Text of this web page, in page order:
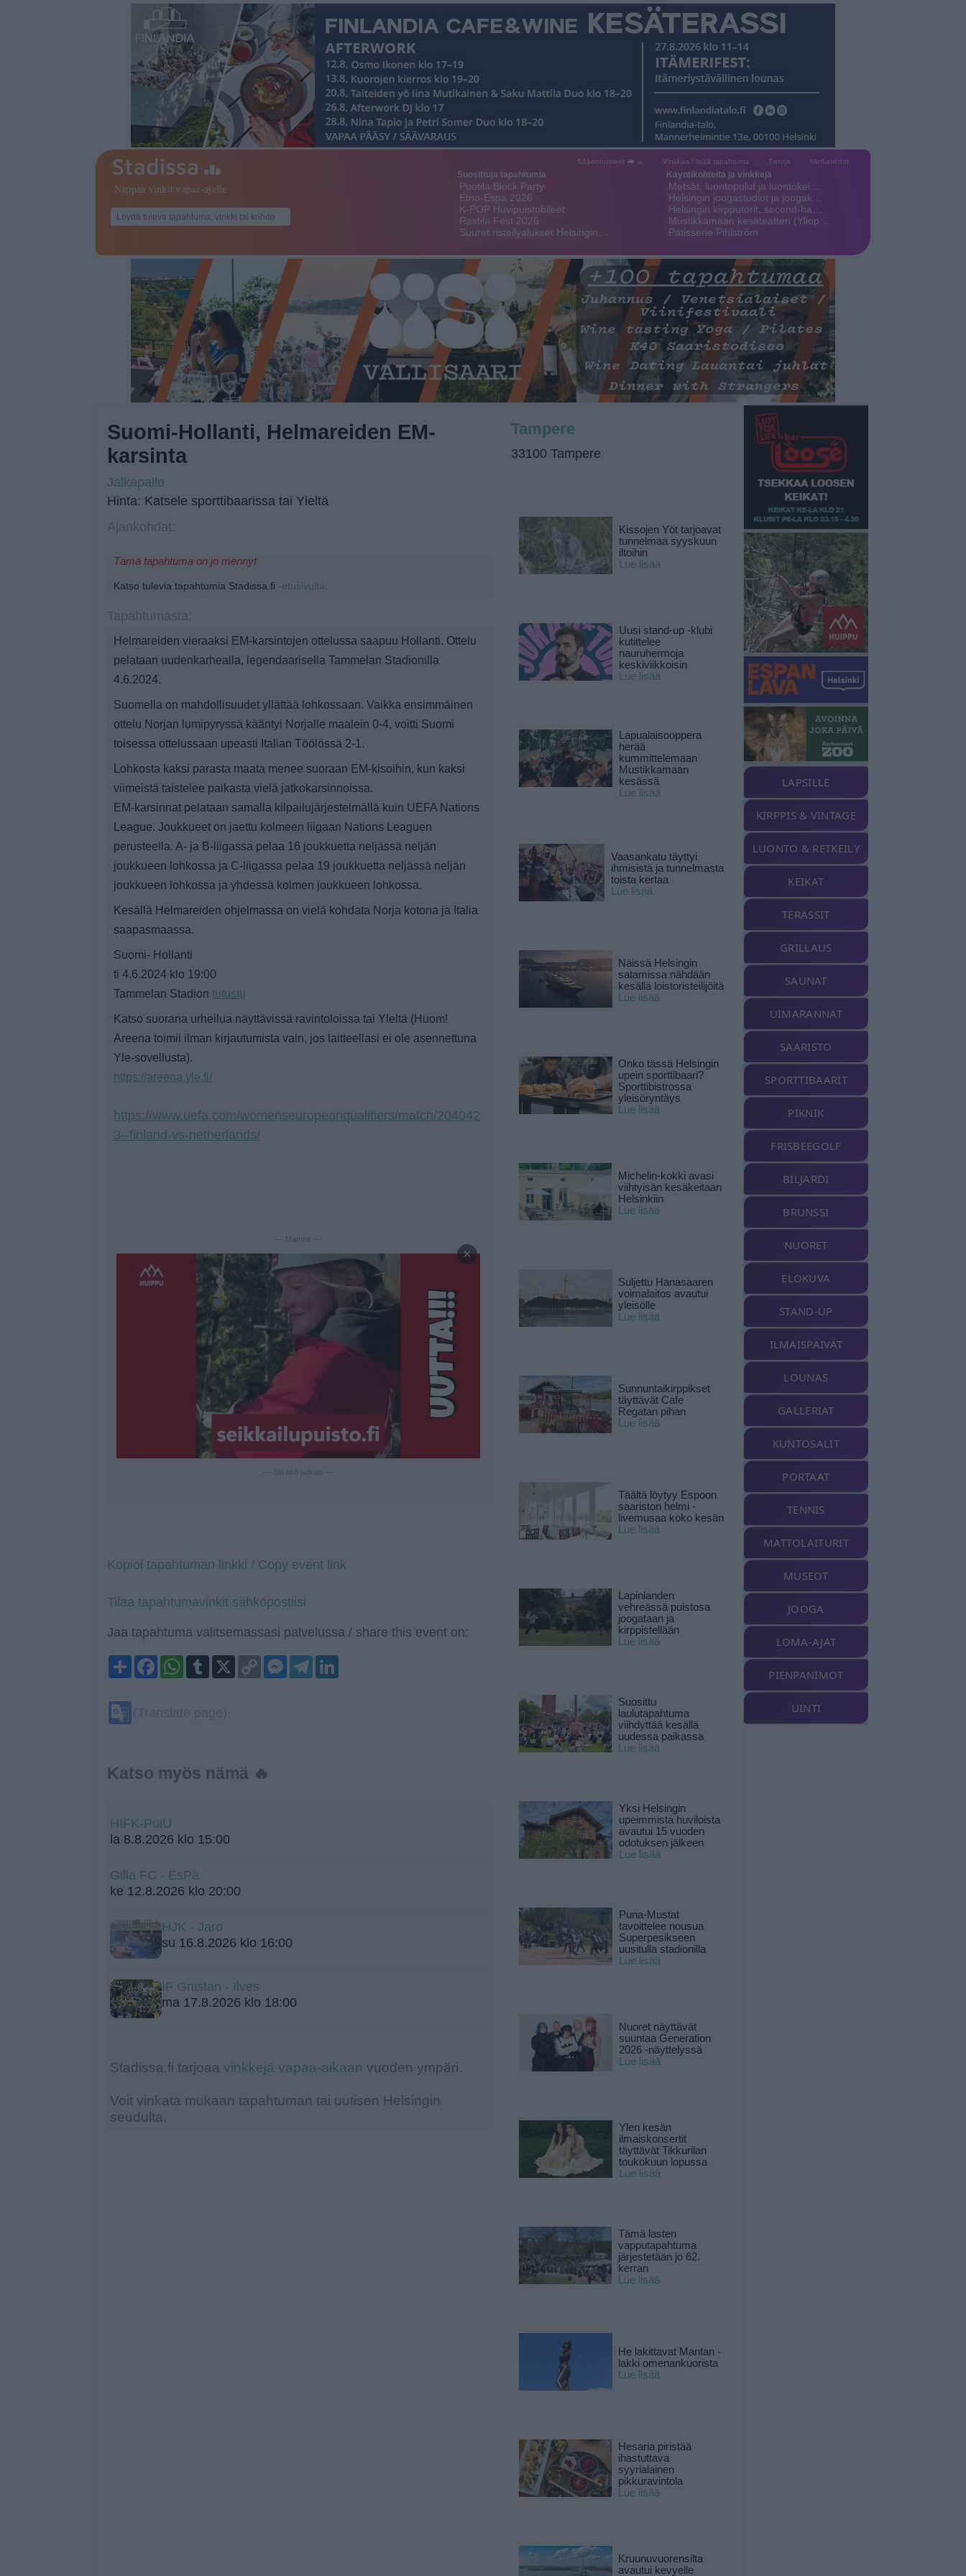
Sääennusteet 🌧 ☼ Vinkkaa / lisää tapahtuma Tietoja Mediatiedot
Suosittuja tapahtumia
Puotila Block Party
Etno-Espa 2026
K-POP Huvipuistobileet
Rastila Fest 2026
Suuret risteilyalukset Helsingin…
Käyntikohteita ja vinkkejä
Metsät, luontopolut ja luontokei…
Helsingin joogastudiot ja joogak…
Helsingin kirpputorit, second-ha…
Mustikkamaan kesäteatteri (Yliop…
Patisserie Pihlström
Suomi-Hollanti, Helmareiden EM-
karsinta
Jalkapallo
Hinta: Katsele sporttibaarissa tai Yleltä
Tämä tapahtuma on jo mennyt
Katso tulevia tapahtumia Stadissa.fi -etusivulta.
Helmareiden vieraaksi EM-karsintojen ottelussa saapuu Hollanti. Ottelu
pelataan uudenkarhealla, legendaarisella Tammelan Stadionilla
4.6.2024.
Suomella on mahdollisuudet yllättää lohkossaan. Vaikka ensimmäinen
ottelu Norjan lumipyryssä kääntyi Norjalle maalein 0-4, voitti Suomi
toisessa ottelussaan upeasti Italian Töölössä 2-1.
Lohkosta kaksi parasta maata menee suoraan EM-kisoihin, kun kaksi
viimeistä taistelee paikasta vielä jatkokarsinnoissa.
EM-karsinnat pelataan samalla kilpailujärjestelmällä kuin UEFA Nations
League. Joukkueet on jaettu kolmeen liigaan Nations Leaguen
perusteella. A- ja B-liigassa pelaa 16 joukkuetta neljässä neljän
joukkueen lohkossa ja C-liigassa pelaa 19 joukkuetta neljässä neljän
joukkueen lohkossa ja yhdessä kolmen joukkueen lohkossa.
Kesällä Helmareiden ohjelmassa on vielä kohdata Norja kotona ja Italia
saapasmaassa.
Suomi- Hollanti
ti 4.6.2024 klo 19:00
Tammelan Stadion tutustu
Katso suorana urheilua näyttävissä ravintoloissa tai Yleltä (Huom!
Areena toimii ilman kirjautumista vain, jos laitteellasi ei ole asennettuna
Yle-sovellusta).
https://areena.yle.fi/
https://www.uefa.com/womenseuropeanqualifiers/match/204042
3--finland-vs-netherlands/
— Mainos —
×
Kopioi tapahtuman linkki / Copy event link
Tilaa tapahtumavinkit sähköpostiisi
Jaa tapahtuma valitsemassasi palvelussa / share this event on:
ShareFacebookWhatsApp
Tumblr
X
Copy
Link
Messenger
Telegram
Katso myös nämä 🔥
HIFK-PuiU
la 8.8.2026 klo 15:00
Gilla FC - EsPa
ke 12.8.2026 klo 20:00
HJK - Jaro
su 16.8.2026 klo 16:00
IF Gnistan - Ilves
ma 17.8.2026 klo 18:00
Stadissa.fi tarjoaa vinkkejä vapaa-aikaan vuoden ympäri.
Voit vinkata mukaan tapahtuman tai uutisen Helsingin
seudulta.
Tampere
33100 Tampere
Kissojen Yöt tarjoavat
tunnelmaa syyskuun
iltoihin
Lue lisää
Uusi stand-up -klubi
kutittelee
nauruhermoja
keskiviikkoisin
Lue lisää
Lapualaisooppera
herää
kummittelemaan
Mustikkamaan
kesässä
Lue lisää
Vaasankatu täyttyi
ihmisistä ja tunnelmasta
toista kertaa
Lue lisää
Näissä Helsingin
satamissa nähdään
kesällä loistoristeilijöitä
Lue lisää
Onko tässä Helsingin
upein sporttibaari?
Sporttibistrossa
yleisöryntäys
Lue lisää
Michelin-kokki avasi
viihtyisän kesäkeitaan
Helsinkiin
Lue lisää
Suljettu Hanasaaren
voimalaitos avautui
yleisölle
Lue lisää
Sunnuntaikirppikset
täyttävät Cafe
Regatan pihan
Lue lisää
Täältä löytyy Espoon
saariston helmi -
livemusaa koko kesän
Lue lisää
Lapinlanden
vehreässä puistosa
joogataan ja
kirppistellään
Lue lisää
Suosittu
laulutapahtuma
viihdyttää kesällä
uudessa paikassa
Lue lisää
Yksi Helsingin
upeimmista huviloista
avautui 15 vuoden
odotuksen jälkeen
Lue lisää
Puna-Mustat
tavoittelee nousua
Superpesikseen
uusitulla stadionilla
Lue lisää
Nuoret näyttävät
suuntaa Generation
2026 -näyttelyssä
Lue lisää
Ylen kesän
ilmaiskonsertit
täyttävät Tikkurilan
toukokuun lopussa
Lue lisää
Tämä lasten
vapputapahtuma
järjestetään jo 62.
kerran
Lue lisää
He lakittavat Mantan -
lakki omenankuorista
Lue lisää
Hesaria piristää
ihastuttava
syyrialainen
pikkuravintola
Lue lisää
Kruunuvuorensilta
avautui kevyelle
LAPSILLE
KIRPPIS & VINTAGE
LUONTO & RETKEILY
KEIKAT
TERASSIT
GRILLAUS
SAUNAT
UIMARANNAT
SAARISTO
SPORTTIBAARIT
PIKNIK
FRISBEEGOLF
BILJARDI
BRUNSSI
NUORET
ELOKUVA
STAND-UP
ILMAISPÄIVÄT
LOUNAS
GALLERIAT
KUNTOSALIT
PORTAAT
TENNIS
MATTOLAITURIT
MUSEOT
JOOGA
LOMA-AJAT
PIENPANIMOT
UINTI